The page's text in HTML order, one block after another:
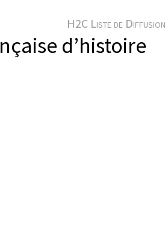
H2C Liste de Diffusion
d’histoire